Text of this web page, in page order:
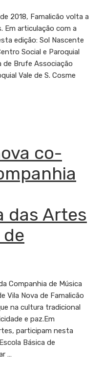
2018, Famalicão volta a
Em articulação com a
edição: Sol Nascente
Social e Paroquial
de Brufe Associação
Vale de S. Cosme
co-
das Artes
de
Companhia de Música
Vila Nova de Famalicão
na cultura tradicional
e paz.Em
participam nesta
Básica de
…